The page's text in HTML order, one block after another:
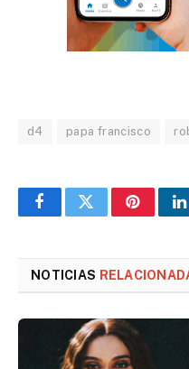
d4 papa francisco
FacebookTwitterPinterest
NOTICIAS